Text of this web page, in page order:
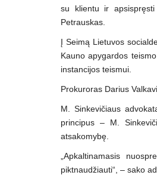
su klientu ir
Petrauskas.
Į Seimą Lietuvos
Kauno apygardos
instancijos teismui.
Prokuroras Darius
M. Sinkevičiaus
principus – M.
atsakomybę.
„Apkaltinamasis
piktnaudžiauti“, – sako